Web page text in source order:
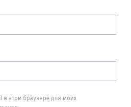
в этом браузере для моих